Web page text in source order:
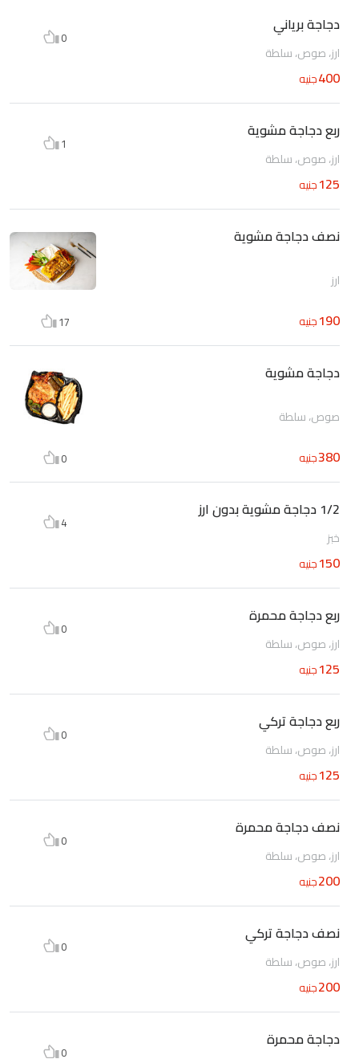
دجاجة برياني
ارز، صوص، سلطة
400جنيه
0
ربع دجاجة مشوية
ارز، صوص، سلطة
125جنيه
1
نصف دجاجة مشوية
ارز
190جنيه 17
دجاجة مشوية
صوص، سلطة
380جنيه 0
1/2 دجاجة مشوية بدون ارز
خبز
150جنيه
4
ربع دجاجة محمرة
ارز، صوص، سلطة
125جنيه
0
ربع دجاجة تركي
ارز، صوص، سلطة
125جنيه
0
نصف دجاجة محمرة
ارز، صوص، سلطة
200جنيه
0
نصف دجاجة تركي
ارز، صوص، سلطة
200جنيه
0
دجاجة محمرة
0